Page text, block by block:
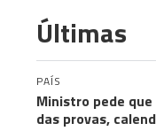
Últimas
PAÍS
Ministro pede que
das provas,